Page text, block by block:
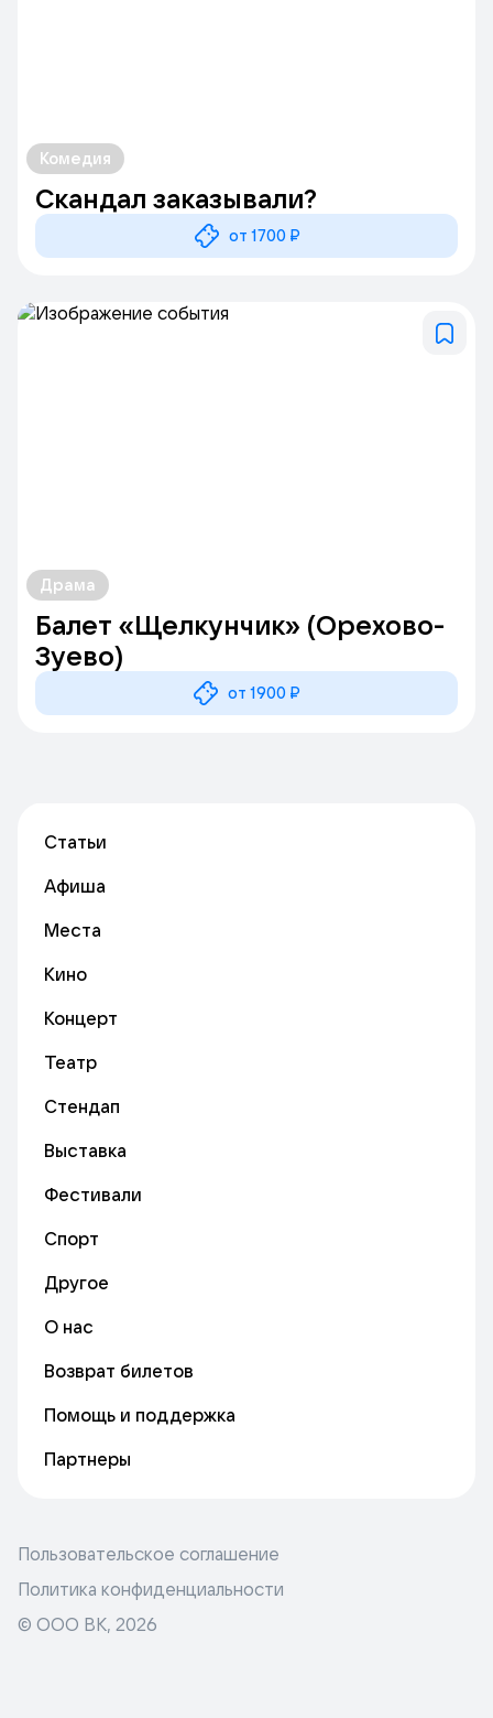
Комедия
Скандал заказывали?
от 1700 ₽
Драма
Балет «Щелкунчик» (Орехово-
Зуево)
от 1900 ₽
Статьи
Афиша
Места
Кино
Концерт
Театр
Стендап
Выставка
Фестивали
Спорт
Другое
О нас
Возврат билетов
Помощь и поддержка
Партнеры
Пользовательское соглашение
Политика конфиденциальности
© ООО ВК, 2026